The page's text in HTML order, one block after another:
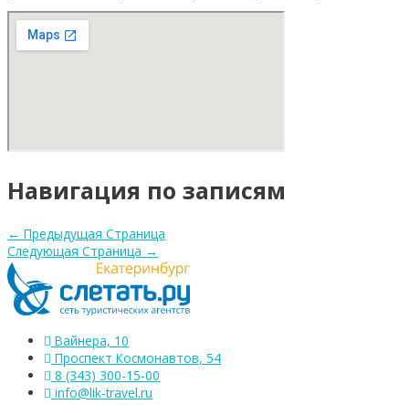
Навигация по записям
← Предыдущая Страница
Следующая Страница →
Вайнера, 10
Проспект Космонавтов, 54
8 (343) 300-15-00
info@lik-travel.ru